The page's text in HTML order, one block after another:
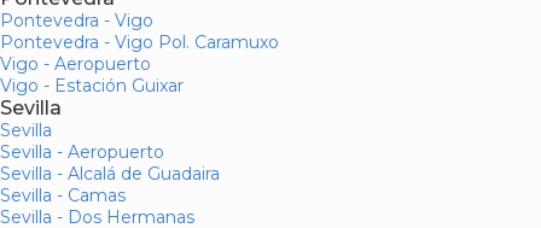
Pontevedra - Vigo
Pontevedra - Vigo Pol. Caramuxo
Vigo - Aeropuerto
Vigo - Estación Guixar
Sevilla
Sevilla
Sevilla - Aeropuerto
Sevilla - Alcalá de Guadaira
Sevilla - Camas
Sevilla - Dos Hermanas